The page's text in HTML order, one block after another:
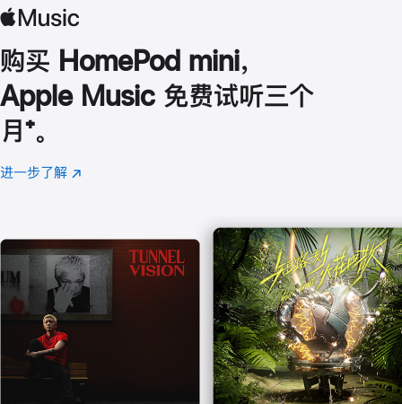
购买 HomePod mini，
Apple Music 免费试听三个
月 脚
注
⁺。
进一步了解 Apple
(在
口
中
打
开)